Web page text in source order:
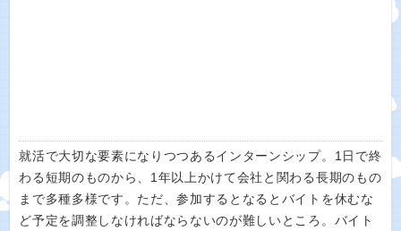
就活で大切な要素になりつつあるインターンシップ。1日で終
わる短期のものから、1年以上かけて会社と関わる長期のもの
まで多種多様です。ただ、参加するとなるとバイトを休むな
ど予定を調整しなければならないのが難しいところ。バイト